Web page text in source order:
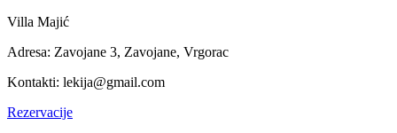
Villa Majić
Adresa: Zavojane 3, Zavojane, Vrgorac
Kontakti: lekija@gmail.com
Rezervacije